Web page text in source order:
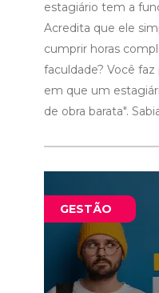
estagiário tem a
Acredita que ele
cumprir horas
faculdade? Você
em que um
de obra barata".
GESTÃO